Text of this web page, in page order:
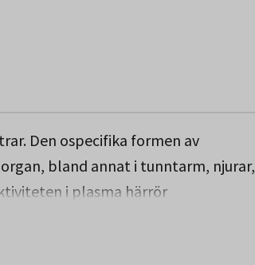
Den ospecifika formen av
bland annat i tunntarm, njurar,
i plasma härrör
hos barn och ungdom.
som uppnås beror på graden av